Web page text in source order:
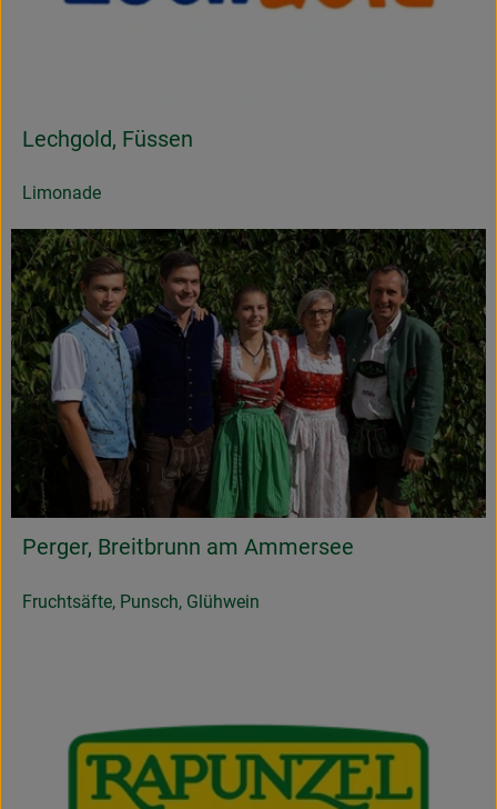
Lechgold, Füssen
Limonade
Perger, Breitbrunn am Ammersee
Fruchtsäfte, Punsch, Glühwein